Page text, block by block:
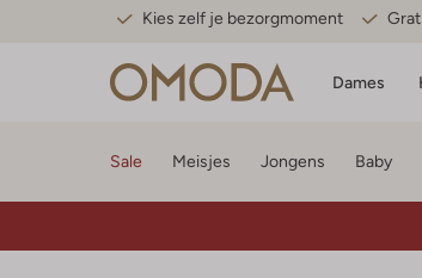
Kies zelf je bezorgmoment
Dames
Sale Meisjes Jongens Baby